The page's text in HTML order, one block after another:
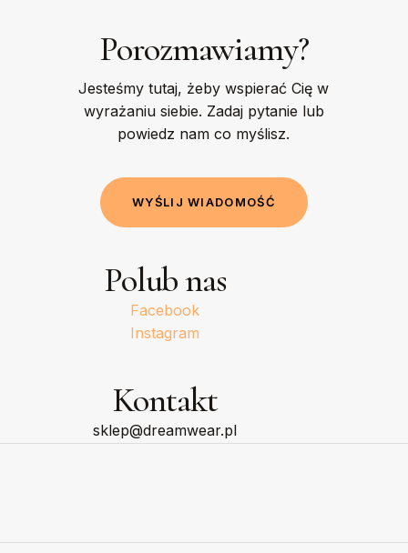
Porozmawiamy?
Jesteśmy tutaj, żeby wspierać Cię w
wyrażaniu siebie. Zadaj pytanie lub
powiedz nam co myślisz.
WYŚLI J WIADOMOŚĆ
Polub nas
Facebook
Instagram
Kontakt
sklep@dreamwear.pl